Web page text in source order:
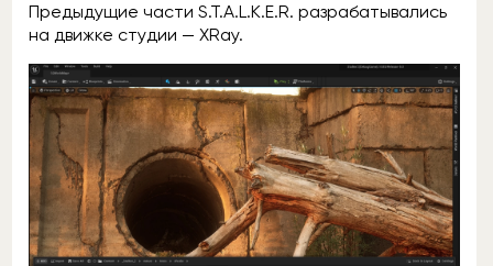
Предыдущие части S.T.A.L.K.E.R. разрабатывались
на движке студии — XRay.